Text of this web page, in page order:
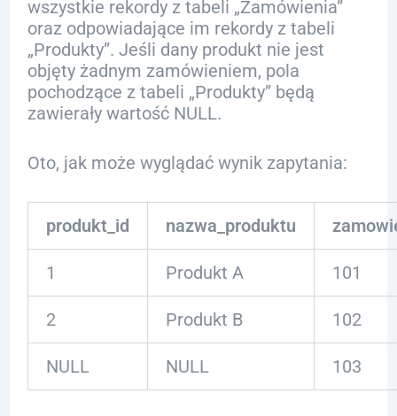
wszystkie rekordy z tabeli „Zamówienia”
oraz odpowiadające im rekordy z tabeli
„Produkty”. Jeśli dany produkt nie jest
objęty żadnym zamówieniem, pola
pochodzące z tabeli „Produkty” będą
zawierały wartość NULL.
Oto, jak może wyglądać wynik zapytania:
produkt_id nazwa_produktu
1 Produkt A 101
2 Produkt B 102
NULL NULL 103